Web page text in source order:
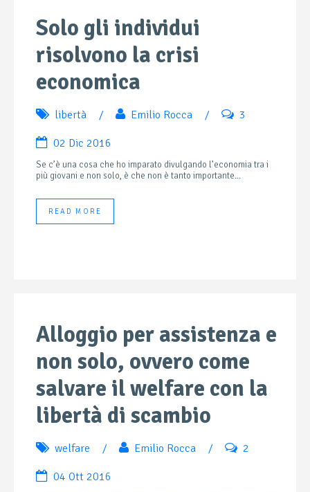
Solo gli individui
risolvono la crisi
economica
libertà / Emilio Rocca / 3
02 Dic 2016
Se c’è una cosa che ho imparato divulgando l’economia tra i
più giovani e non solo, è che non è tanto importante...
READ MORE
Alloggio per assistenza e
non solo, ovvero come
salvare il welfare con la
libertà di scambio
welfare / Emilio Rocca / 2
04 Ott 2016